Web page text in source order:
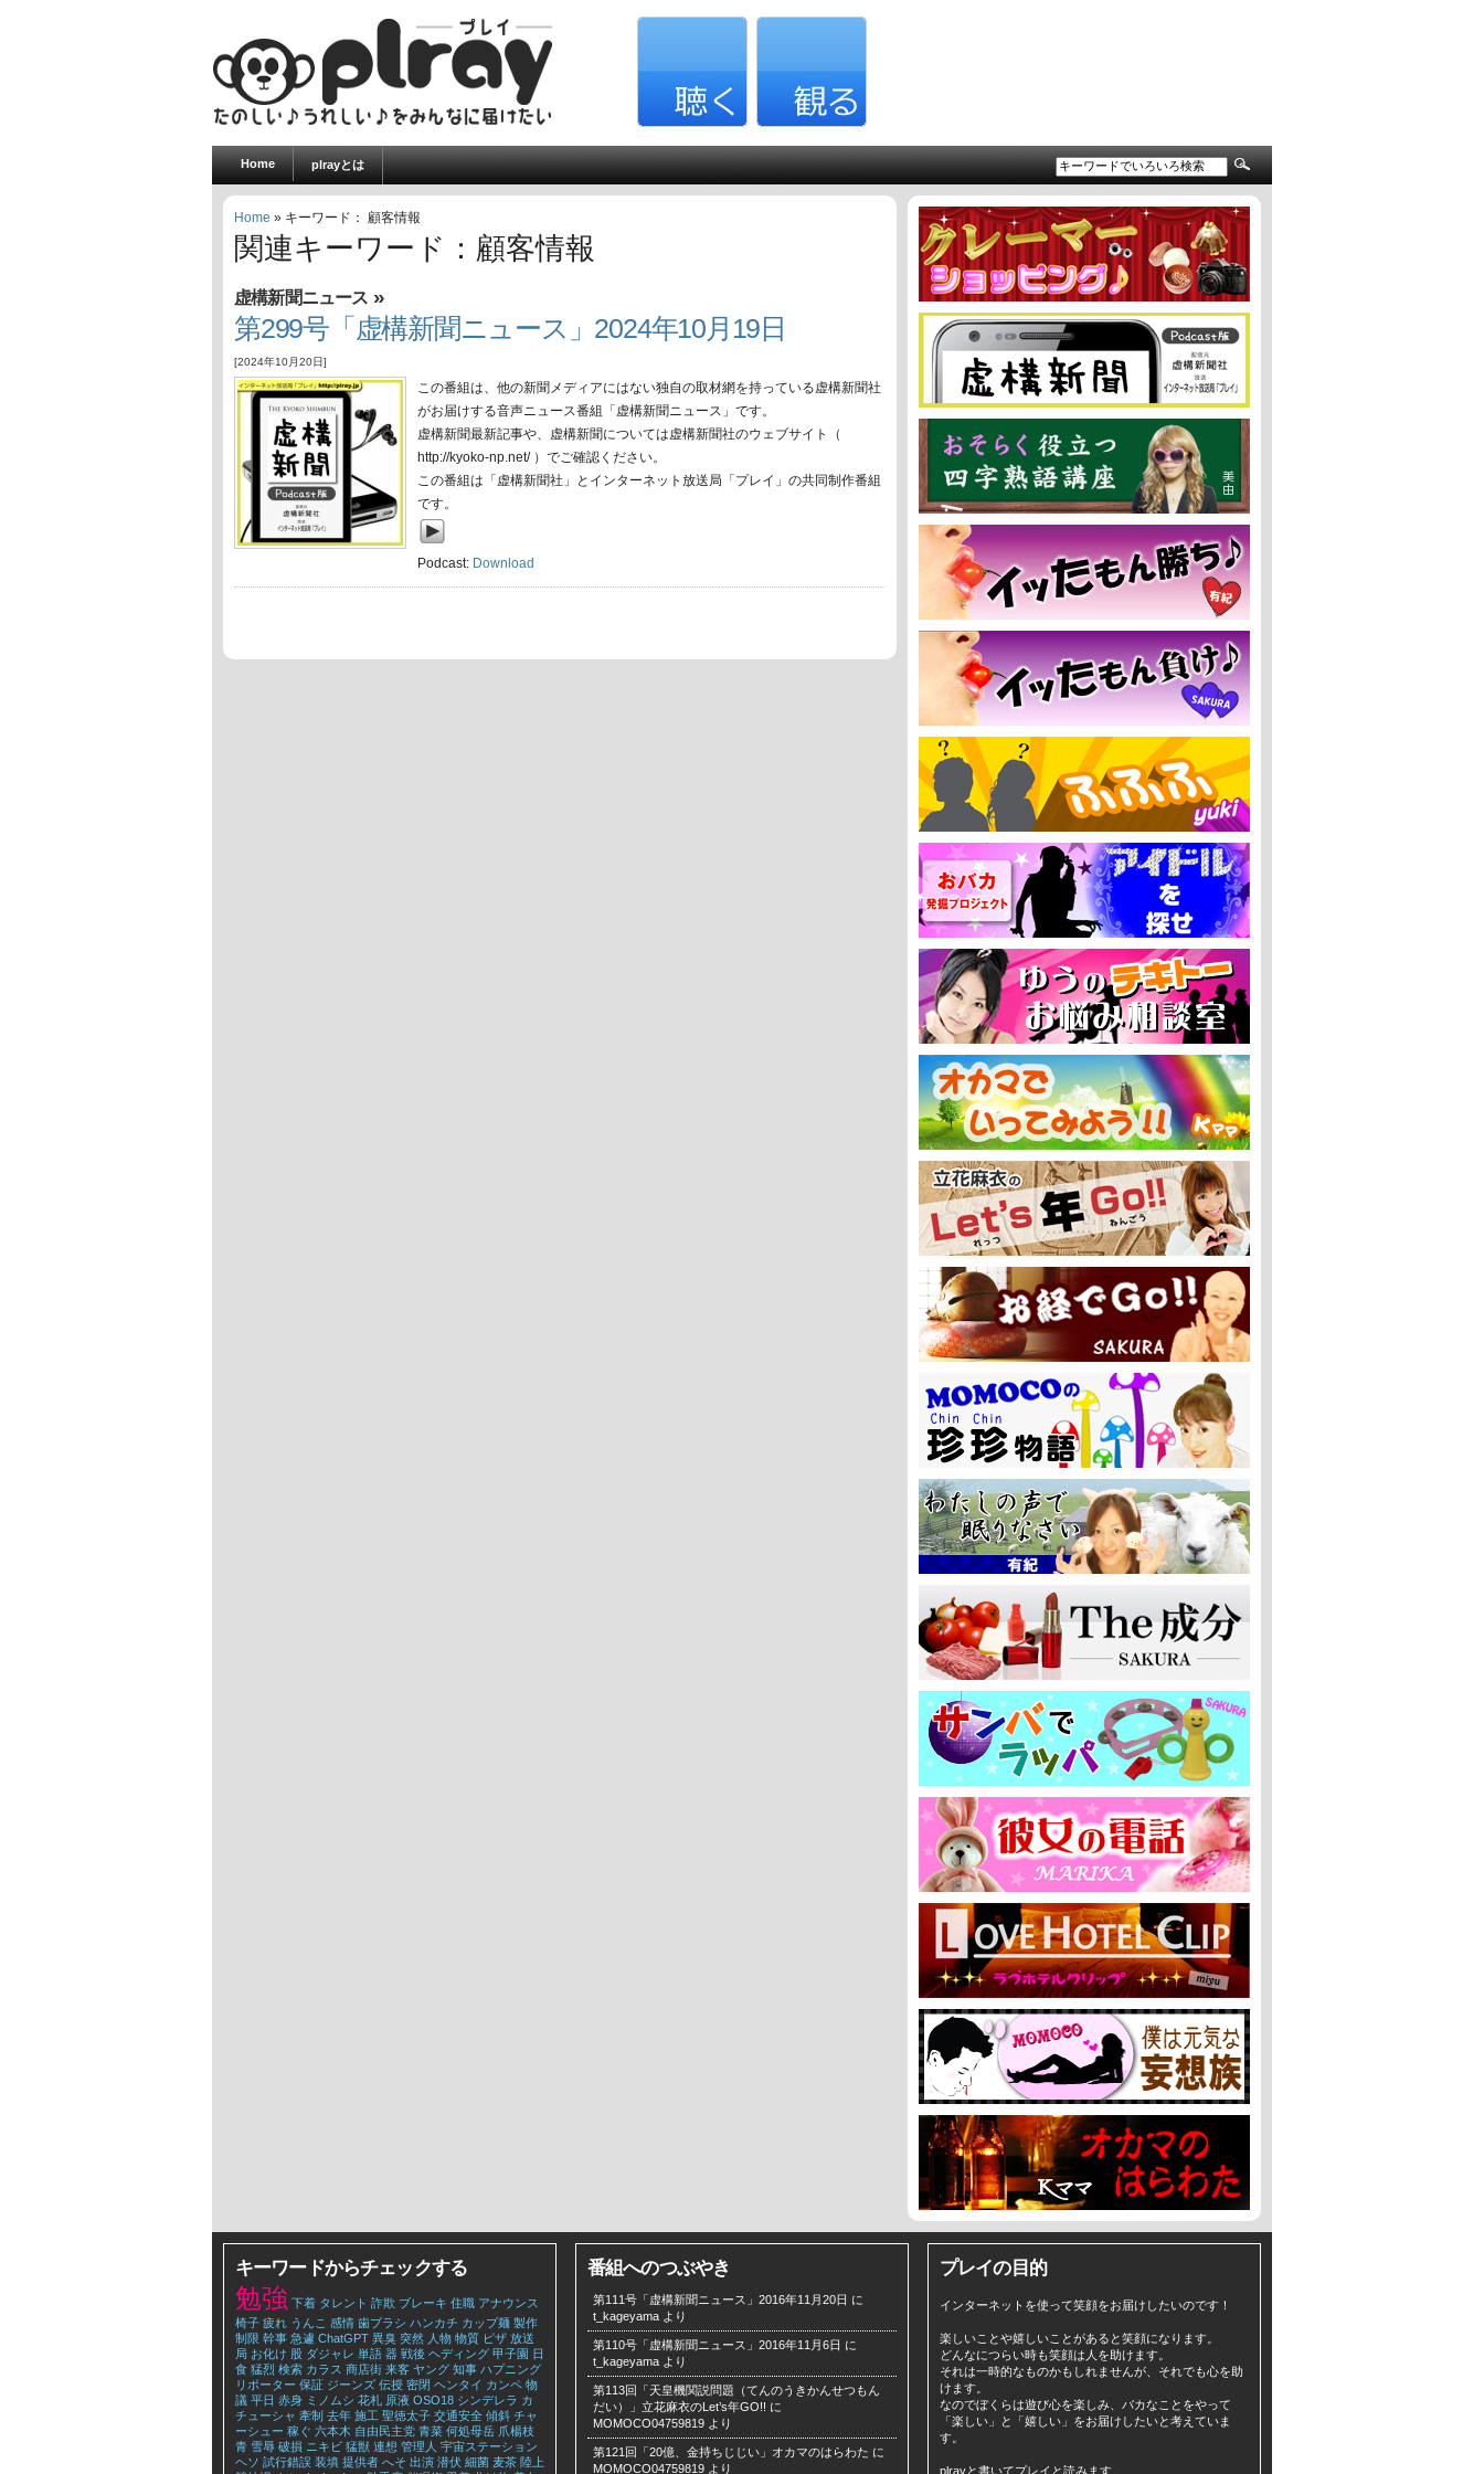
Home plrayとは
Home » キーワード： 顧客情報
関連キーワード：顧客情報
虚構新聞ニュース »
第299号「虚構新聞ニュース」2024年10月19日
[2024年10月20日]
この番組は、他の新聞メディアにはない独自の取材網を持っている虚構新聞社
がお届けする音声ニュース番組「虚構新聞ニュース」です。
虚構新聞最新記事や、虚構新聞については虚構新聞社のウェブサイト（
http://kyoko-np.net/ ）でご確認ください。
この番組は「虚構新聞社」とインターネット放送局「プレイ」の共同制作番組
です。
Podcast: Download
キーワードからチェックする
勉強 下着 タレント 詐欺 ブレーキ 住職 アナウンス
椅子 疲れ うんこ 感情 歯ブラシ ハンカチ カップ麺 製作
制限 幹事 急遽 ChatGPT 異臭 突然 人物 物質 ピザ 放送
局 お化け 股 ダジャレ 単語 器 戦後 ヘディング 甲子園 日
食 猛烈 検索 カラス 商店街 来客 ヤング 知事 ハプニング
リポーター 保証 ジーンズ 伝授 密閉 ヘンタイ カンペ 物
議 平日 赤身 ミノムシ 花札 原液 OSO18 シンデレラ カ
チューシャ 牽制 去年 施工 聖徳太子 交通安全 傾斜 チャ
ーシュー 稼ぐ 六本木 自由民主党 青菜 何処母岳 爪楊枝
青 雪辱 破損 ニキビ 猛獣 連想 管理人 宇宙ステーション
ヘソ 試行錯誤 装填 提供者 へそ 出演 潜伏 細菌 麦茶 陸上
番組へのつぶやき
第111号「虚構新聞ニュース」2016年11月20日 に
t_kageyama より
第110号「虚構新聞ニュース」2016年11月6日 に
t_kageyama より
第113回「天皇機関説問題（てんのうきかんせつもん
だい）」立花麻衣のLet’s年GO!! に
MOMOCO04759819 より
第121回「20億、金持ちじじい」オカマのはらわた に
MOMOCO04759819 より
プレイの目的
インターネットを使って笑顔をお届けしたいのです！
楽しいことや嬉しいことがあると笑顔になります。
どんなにつらい時も笑顔は人を助けます。
それは一時的なものかもしれませんが、それでも心を助
けます。
なのでぼくらは遊び心を楽しみ、バカなことをやって
「楽しい」と「嬉しい」をお届けしたいと考えていま
す。
plrayと書いてプレイと読みます。